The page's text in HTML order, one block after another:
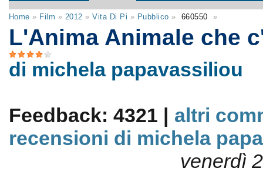
Home » Film » 2012 »Vita Di Pi » Pubblico » 660550 »
L'Anima Animale che
di michela papavassiliou
Feedback: 4321 | altri
recensioni di michela
venerdì